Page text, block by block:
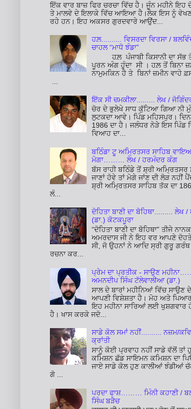
ਇੱਕ ਵਾਰ ਬਾਜ਼ ਫਿਰ ਚਰਚਾ ਵਿੱਚ ਹੈ। ਜੂੰਨ ਮਹੀਨੇ ਇਹ ਦੋ
ਤੇ ਮਾਲਵੇ ਦੇ ਇਲਾਕੇ ਵਿੱਚ ਆਇਆ ਹੈ।ਲੋਕ ਇਸ ਨੂੰ
ਰਹੇ ਹਨ। ਇਹ ਅਕਸਰ ਗੁਰਦਵਾਰੇ ਆਉਂਦ...
ਹਲ਼.......... ਵਿਸਰਦਾ ਵਿਰਸਾ /
ਚਾਹਲ “ਮਾਧੋ ਝੰਡਾ”
ਹਲ਼ ਪੰਜਾਬੀ ਕਿਸਾਨੀ ਦਾ ਸੱਭ
ਪੂਰਨ ਅੰਗ ਹੁੰਦਾ ਸੀ । ਹਲ਼ ਤੋਂ ਬਿਨਾ
ਨਾਮੁਮਕਿਨ ਹੈ ਤੇ ਬਿਨਾਂ ਜ਼ਮੀਨ ਵਾਹੇ
ਇੱਕ ਸੀ ਚਮਕੀਲਾ......... ਲੇਖ /
ਚੋਰ ਦੇ ਭੁਲੇਖੇ ਸਾਧ ਕੁੱਟਿਆ ਗਿਆ ਨੀ
ਲੁਟਕਦਾ ਆਵੇ। ਪਿੰਡ ਮਹਿਸਪੁਰ।
1986 ਦਾ ਹੈ। ਜਲੰਧਰ ਨੇੜੇ ਇਸ ਪਿੰਡ
ਵਿਆਹ ਦਾ...
ਬਠਿੰਡਾ ਟੂ ਅਮ੍ਰਿਤਸਰ ਸਾਹਿਬ
ਮੋਗਾ……… ਲੇਖ / ਹਰਮੰਦਰ ਕੰਗ
ਬੱਸ ਰਾਹੀ ਬਠਿੰਡੇ ਤੋਂ ਸ਼੍ਰੀ ਅਮ੍ਰਿਤਸਰ
ਜਾਣਾਂ ਹੋਵੇ ਤਾਂ ਮੋਗੇ ਜਾਂਣ ਦੀ ਲੋੜ ਨਹੀਂ
ਸ਼੍ਰੀ ਅਮ੍ਰਿਤਸਰ ਸਾਹਿਬ ਤੱਕ ਦਾ
ਲੰ...
ਦੋਹਿਤਾ ਬਾਣੀ ਦਾ ਬੋਹਿਥਾ......... ਲੇਖ
(ਡਾ.) ਕੋਟਕਪੂਰਾ
“ਦੋਹਿਤਾ ਬਾਣੀ ਦਾ ਬੋਹਿਥਾ” ਤੀਜੇ
ਅਮਰਦਾਸ ਜੀ ਨੇ ਇਹ ਵਰ ਆਪਣੇ ਦੋਹਤੇ
ਸੀ, ਜੋ ਉਹਨਾਂ ਨੇ ਆਦਿ ਸ੍ਰੀ ਗੁਰੂ ਗਰੰਥ
ਰਚਨਾ ਕਰ...
ਪ੍ਰੇਮ ਦਾ ਪ੍ਰਤੀਕ - ਸਾਉਣ
ਅਮਨਦੀਪ ਸਿੰਘ ਟੱਲੇਵਾਲੀਆ (ਡਾ.)
ਸਾਲ ਦੇ ਬਾਰਾਂ ਮਹੀਨਿਆਂ ਵਿੱਚ ਸਾਉਣ
ਆਪਣੀ ਵਿਸ਼ੇਸ਼ਤਾ ਹੈ। ਮੋਹ ਅਤੇ ਪਿਆਰ
ਇਹ ਮਹੀਨਾ ਸਾਰਿਆਂ ਲਈ ਖੁਸ਼ਗਵਾਰ
ਹੈ। ਖਾਸ ਕਰਕੇ ਜਦੋ...
ਸਾਡੇ ਕੋਲ ਸਮਾਂ ਨਹੀਂ.......... ਨਜ਼ਮ/
ਕ੍ਰਾਂਤੀ
ਸਾਨੂੰ ਕੋਈ ਪ੍ਰਵਾਹ ਨਹੀਂ ਸਾਡੇ ਵੱਲੋਂ ਤਾਂ
ਕਮਿਸ਼ਨ ਛੱਡ ਸਾਇਮਨ ਕਮਿਸ਼ਨ ਦਾ
ਜਾਏ ਸਾਡੇ ਕੋਲ ਹੁਣ ਕਾਲੀਆਂ ਝੰਡੀਆਂ
ਗੋ ...
ਪਰਦਾ ਫਾਸ਼……… ਮਿੰਨੀ ਕਹਾਣੀ /
ਸਿੰਘ ਬੜੈਚ